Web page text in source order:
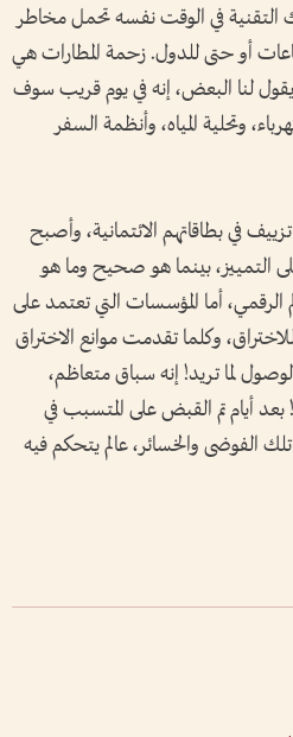
التقنية في الوقت نفسه تحمل مخاطر
أو حتى للدول. زحمة المطارات هي
لنا البعض، إنه في يوم قريب سوف
وتحلية المياه، وأنظمة السفر
في بطاقاتهم الائتمانية، وأصبح
التمييز، بينما هو صحيح وما هو
أما المؤسسات التي تعتمد على
وكلما تقدمت موانع الاختراق
لما تريد! إنه سباق متعاظم،
بعد أيام تم القبض على المتسبب في
والخسائر، عالم يتحكم فيه